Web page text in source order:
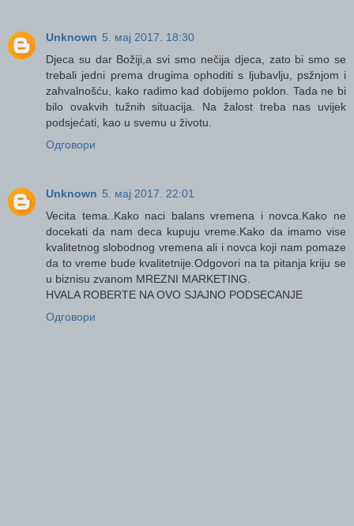
Unknown 5. мај 2017. 18:30
Djeca su dar Božiji,a svi smo nečija djeca, zato bi smo se
trebali jedni prema drugima ophoditi s ljubavlju, psžnjom i
zahvalnošću, kako radimo kad dobijemo poklon. Tada ne bi
bilo ovakvih tužnih situacija. Na žalost treba nas uvijek
podsjećati, kao u svemu u životu.
Одговори
Unknown 5. мај 2017. 22:01
Vecita tema..Kako naci balans vremena i novca.Kako ne
docekati da nam deca kupuju vreme.Kako da imamo vise
kvalitetnog slobodnog vremena ali i novca koji nam pomaze
da to vreme bude kvalitetnije.Odgovori na ta pitanja kriju se
u biznisu zvanom MREZNI MARKETING.
HVALA ROBERTE NA OVO SJAJNO PODSECANJE
Одговори